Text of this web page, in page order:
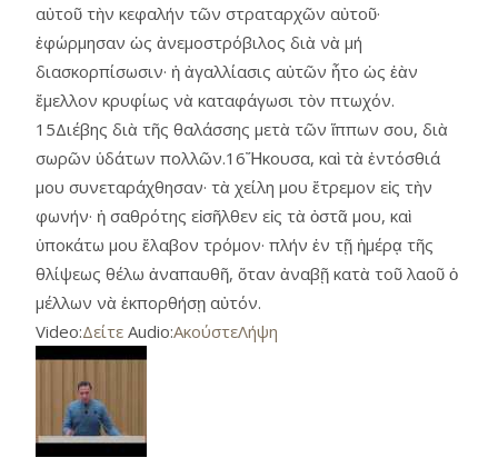
αὐτοῦ τὴν κεφαλήν τῶν στραταρχῶν αὐτοῦ·
ἐφώρμησαν ὡς ἀνεμοστρόβιλος διὰ νὰ μή
διασκορπίσωσιν· ἡ ἀγαλλίασις αὐτῶν ἦτο ὡς ἐὰν
ἔμελλον κρυφίως νὰ καταφάγωσι τὸν πτωχόν.
15Διέβης διὰ τῆς θαλάσσης μετὰ τῶν ἵππων σου, διὰ
σωρῶν ὑδάτων πολλῶν.16Ἤκουσα, καὶ τὰ ἐντόσθιά
μου συνεταράχθησαν· τὰ χείλη μου ἔτρεμον εἰς τὴν
φωνήν· ἡ σαθρότης εἰσῆλθεν εἰς τὰ ὀστᾶ μου, καὶ
ὑποκάτω μου ἔλαβον τρόμον· πλήν ἐν τῇ ἡμέρᾳ τῆς
θλίψεως θέλω ἀναπαυθῆ, ὅταν ἀναβῇ κατὰ τοῦ λαοῦ ὁ
μέλλων νὰ ἐκπορθήσῃ αὐτόν.
Video:Δείτε Audio:ΑκούστεΛήψη